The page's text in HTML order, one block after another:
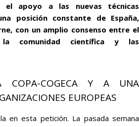
el apoyo a las nuevas técnicas
posición constante de España,
con un amplio consenso entre el
comunidad científica y las
COPA-COGECA Y A UNA
EUROPEAS
en esta petición. La pasada semana